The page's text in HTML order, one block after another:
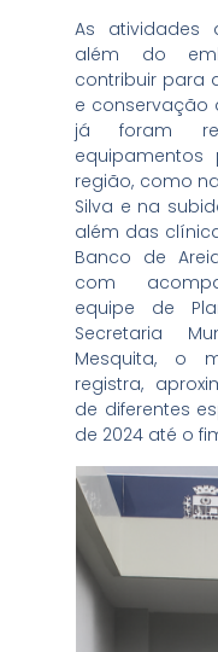
As atividades
além do
contribuir para
e conservação
já foram
região, como
Silva e na
além das
Banco de
com
equipe de
Secretaria
Mesquita, o
registra,
de diferentes
de 2024 até o